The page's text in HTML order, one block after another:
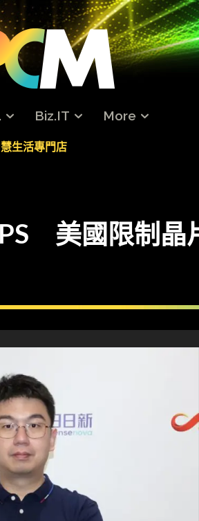
Biz.IT More
生活專門店
美國限制晶